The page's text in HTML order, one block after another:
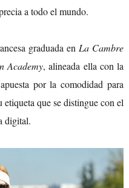
a todo el mundo.
graduada en La Cambre
Academy, alineada ella con la
por la comodidad para
etiqueta que se distingue con el
digital.